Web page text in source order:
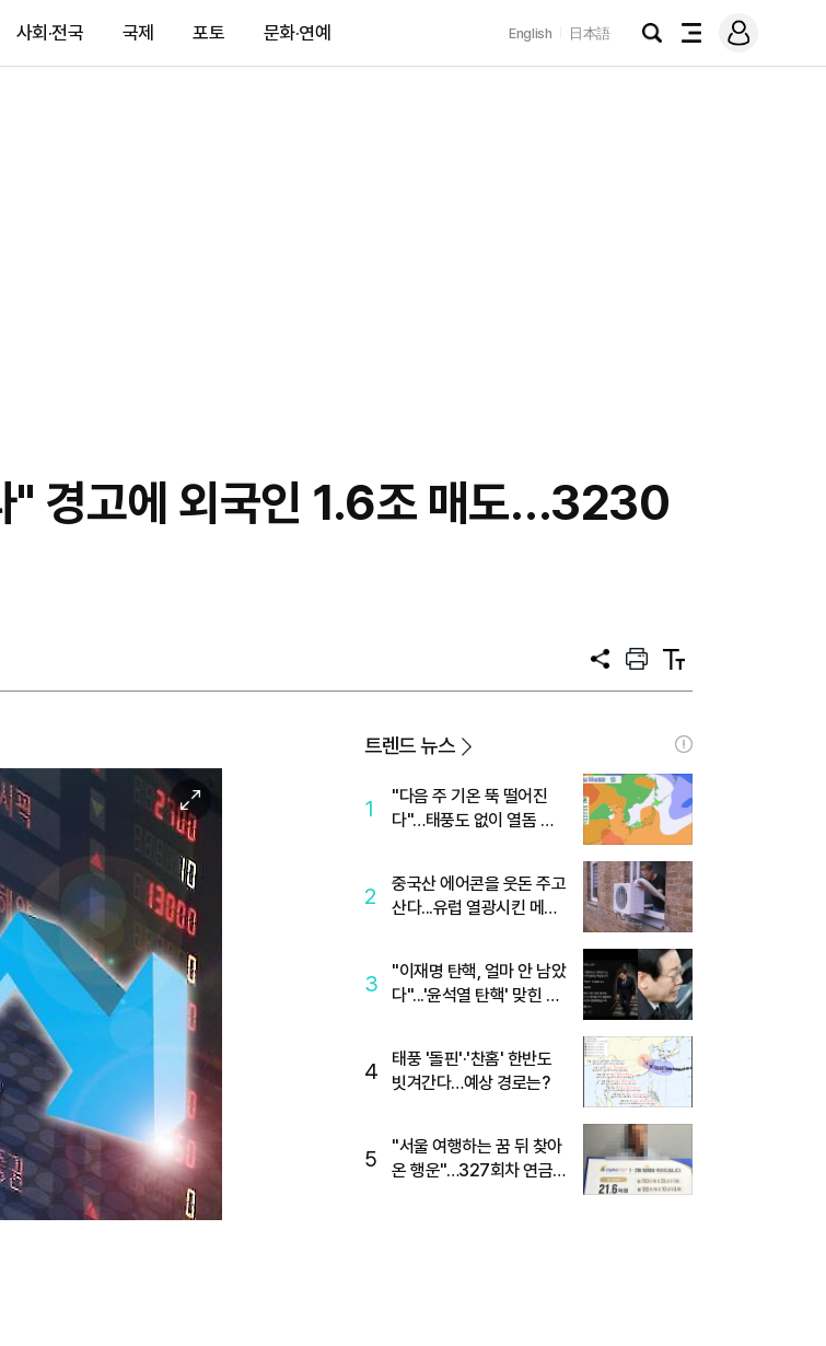
사회·전국 국제 포토 문화·연예 English 日本語
검
전
메
그
" 경고에 외국인 1.6조 매도…3230
공
프
트
텍
트
이
미
지
확
대
트렌드 뉴스
1
"다음 주 기온 뚝 떨어진
다"…태풍도 없이 열돔 박
2
중국산 에어콘을 웃돈 주고
산다...유럽 열광시킨 메이
3
"이재명 탄핵, 얼마 안 남았
다"...'윤석열 탄핵' 맞힌 무
4
태풍 '돌핀'·'찬홈' 한반도
빗겨간다…예상 경로는?
5
"서울 여행하는 꿈 뒤 찾아
온 행운"…327회차 연금